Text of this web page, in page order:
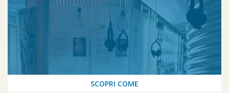
SCOPRI COME